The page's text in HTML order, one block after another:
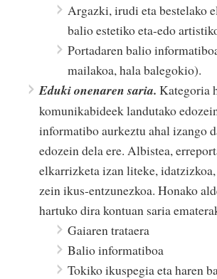
Argazki, irudi eta bestelako
balio estetiko eta-edo
Portadaren balio
mailakoa, hala balegokio).
Eduki onenaren saria. Kategoria
komunikabideek landutako
informatibo aurkeztu ahal izango
edozein dela ere. Albistea,
elkarrizketa izan liteke,
zein ikus-entzunezkoa. Honako
hartuko dira kontuan saria
Gaiaren trataera
Balio informatiboa
Tokiko ikuspegia eta haren